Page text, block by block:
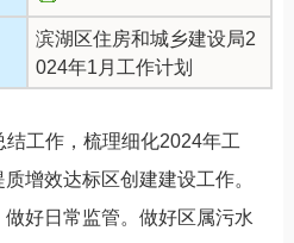
滨湖区住房和城乡建设局2
024年1月工作计划
工作，梳理细化2024年工
增效达标区创建建设工作。
好日常监管。做好区属污水